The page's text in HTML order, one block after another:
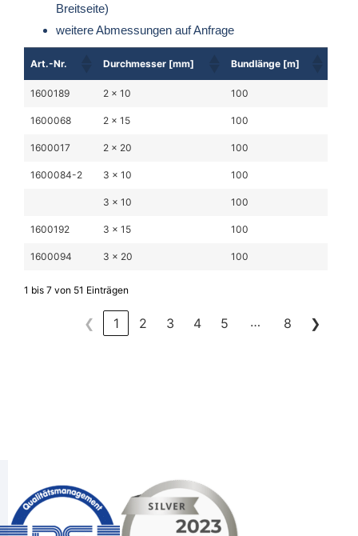
Breitseite)
weitere Abmessungen auf Anfrage
Art.-Nr. Durchmesser [mm] Bundlänge [m]
1600189 2 x 10 100
1600068 2 x 15 100
1600017 2 x 20 100
1600084-2 3 x 10 100
3 x 10 100
1600192 3 x 15 100
1600094 3 x 20 100
1 bis 7 von 51 Einträgen
❮ 1 2 3 4 5 … 8 ❯